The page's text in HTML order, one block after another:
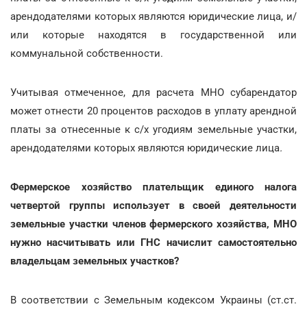
арендодателями которых являются юридические лица, и/
или которые находятся в государственной или
коммунальной собственности.
Учитывая отмеченное, для расчета МНО субарендатор
может отнести 20 процентов расходов в уплату арендной
платы за отнесенные к с/х угодиям земельные участки,
арендодателями которых являются юридические лица.
Фермерское хозяйство плательщик единого налога
четвертой группы использует в своей деятельности
земельные участки членов фермерского хозяйства, МНО
нужно насчитывать или ГНС начислит самостоятельно
владельцам земельных участков?
В соответствии с Земельным кодексом Украины (ст.ст.